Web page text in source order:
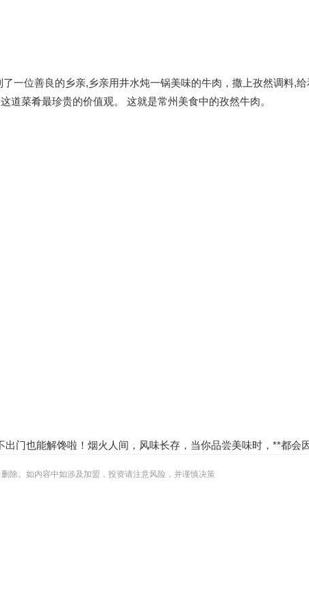
一位善良的乡亲,乡亲用井水炖一锅美味的牛肉，撒上孜然调料,
菜肴最珍贵的价值观。 这就是常州美食中的孜然牛肉。
门也能解馋啦！烟火人间，风味长存，当你品尝美味时，**都会
除。如内容中如涉及加盟，投资请注意风险，并谨慎决策